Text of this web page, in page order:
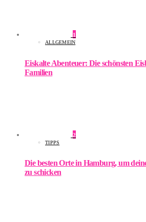
1
ALLGEMEIN
Eiskalte Abenteuer: Die schönsten
Familien
2
TIPPS
Die besten Orte in Hamburg, um
zu schicken